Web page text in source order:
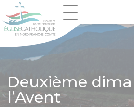
Deuxième
l’Avent